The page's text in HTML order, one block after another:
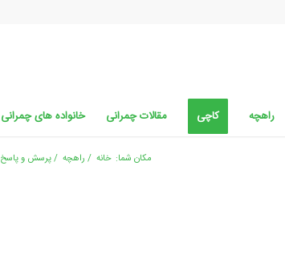
راهچه کاچی مقالات چمرانی خانواده های چمرانی
مکان شما: خانه / راهچه /پرسش و پاسخ